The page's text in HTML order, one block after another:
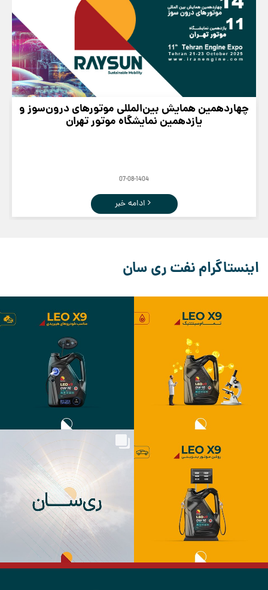
چهاردهمین همایش بین‌المللی موتورهای درون‌سوز و
یازدهمین نمایشگاه موتور تهران
07-08-1404
ادامه خبر
اینستاگرام نفت ری سان